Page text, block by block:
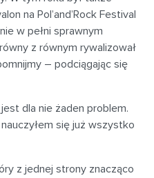
na Pol’and’Rock Festival
w pełni sprawnym
z równym rywalizował
– podciągając się
dla nie żaden problem.
się już wszystko
z jednej strony znacząco